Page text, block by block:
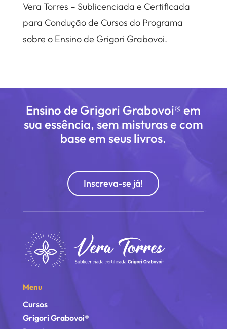
Vera Torres – Sublicenciada e Certificada
para Condução de Cursos do Programa
sobre o Ensino de Grigori Grabovoi.
Ensino de Grigori Grabovoi® em
sua essência, sem misturas e com
base em seus livros.
Inscreva-se já!
Menu
Cursos
Grigori Grabovoi®